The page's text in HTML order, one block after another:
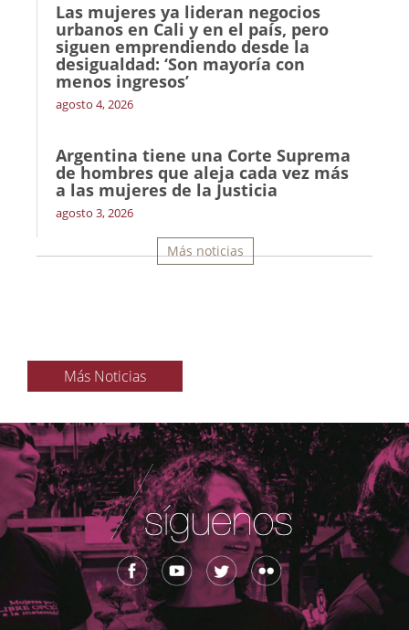
Las mujeres ya lideran negocios
urbanos en Cali y en el país, pero
siguen emprendiendo desde la
desigualdad: ‘Son mayoría con
menos ingresos’
agosto 4, 2026
Argentina tiene una Corte Suprema
de hombres que aleja cada vez más
a las mujeres de la Justicia
agosto 3, 2026
Más noticias
Más Noticias